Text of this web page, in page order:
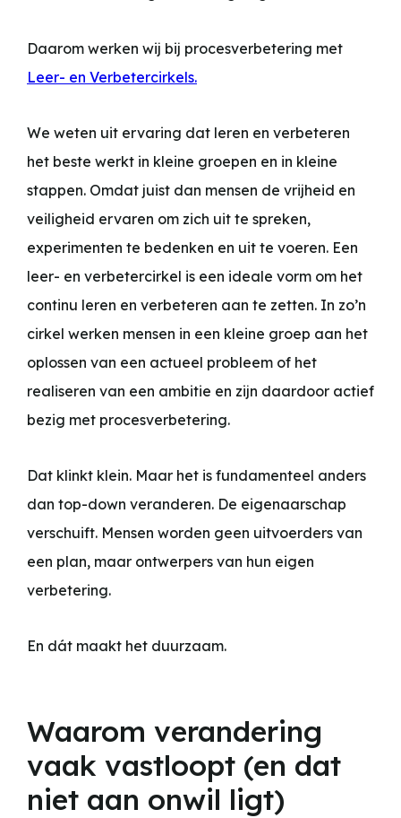
Daarom werken wij bij procesverbetering met
Leer- en Verbetercirkels.
We weten uit ervaring dat leren en verbeteren
het beste werkt in kleine groepen en in kleine
stappen. Omdat juist dan mensen de vrijheid en
veiligheid ervaren om zich uit te spreken,
experimenten te bedenken en uit te voeren. Een
leer- en verbetercirkel is een ideale vorm om het
continu leren en verbeteren aan te zetten. In zo’n
cirkel werken mensen in een kleine groep aan het
oplossen van een actueel probleem of het
realiseren van een ambitie en zijn daardoor actief
bezig met procesverbetering.
Dat klinkt klein. Maar het is fundamenteel anders
dan top-down veranderen. De eigenaarschap
verschuift. Mensen worden geen uitvoerders van
een plan, maar ontwerpers van hun eigen
verbetering.
En dát maakt het duurzaam.
Waarom verandering
vaak vastloopt (en dat
niet aan onwil ligt)